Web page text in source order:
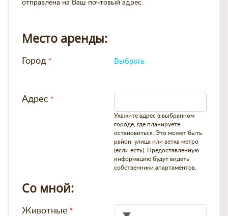
отправлена на Ваш почтовый адрес.
Место аренды:
Город Выбрать
Адрес
Укажите адрес в выбранном
городе, где планируете
остановиться. Это может быть
район, улица или ветка метро
(если есть). Предоставленную
информацию будут видеть
собственники апартаментов.
Со мной:
Животные